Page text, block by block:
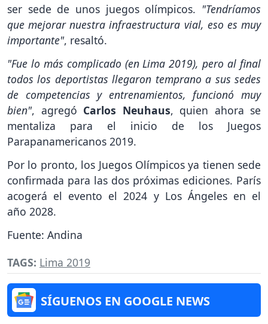
ser sede de unos juegos olímpicos. "Tendríamos
que mejorar nuestra infraestructura vial, eso es muy
importante", resaltó.
"Fue lo más complicado (en Lima 2019), pero al final
todos los deportistas llegaron temprano a sus sedes
de competencias y entrenamientos, funcionó muy
bien", agregó Carlos Neuhaus, quien ahora se
mentaliza para el inicio de los Juegos
Parapanamericanos 2019.
Por lo pronto, los Juegos Olímpicos ya tienen sede
confirmada para las dos próximas ediciones. París
acogerá el evento el 2024 y Los Ángeles en el
año 2028.
Fuente: Andina
TAGS: Lima 2019
SÍGUENOS EN GOOGLE NEWS